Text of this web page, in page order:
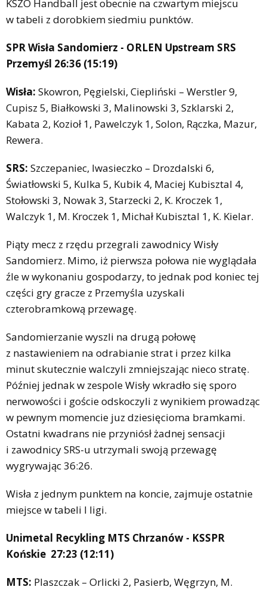
KSZO Handball jest obecnie na czwartym miejscu
w tabeli z dorobkiem siedmiu punktów.
SPR Wisła Sandomierz - ORLEN Upstream SRS
Przemyśl 26:36 (15:19)
Wisła: Skowron, Pęgielski, Ciepliński – Werstler 9,
Cupisz 5, Białkowski 3, Malinowski 3, Szklarski 2,
Kabata 2, Kozioł 1, Pawelczyk 1, Solon, Rączka, Mazur,
Rewera.
SRS: Szczepaniec, Iwasieczko – Drozdalski 6,
Światłowski 5, Kulka 5, Kubik 4, Maciej Kubisztal 4,
Stołowski 3, Nowak 3, Starzecki 2, K. Kroczek 1,
Walczyk 1, M. Kroczek 1, Michał Kubisztal 1, K. Kielar.
Piąty mecz z rzędu przegrali zawodnicy Wisły
Sandomierz. Mimo, iż pierwsza połowa nie wyglądała
źle w wykonaniu gospodarzy, to jednak pod koniec tej
części gry gracze z Przemyśla uzyskali
czterobramkową przewagę.
Sandomierzanie wyszli na drugą połowę
z nastawieniem na odrabianie strat i przez kilka
minut skutecznie walczyli zmniejszając nieco stratę.
Później jednak w zespole Wisły wkradło się sporo
nerwowości i goście odskoczyli z wynikiem prowadząc
w pewnym momencie juz dziesięcioma bramkami.
Ostatni kwadrans nie przyniósł żadnej sensacji
i zawodnicy SRS-u utrzymali swoją przewagę
wygrywając 36:26.
Wisła z jednym punktem na koncie, zajmuje ostatnie
miejsce w tabeli I ligi.
Unimetal Recykling MTS Chrzanów - KSSPR
Końskie 27:23 (12:11)
MTS: Plaszczak – Orlicki 2, Pasierb, Węgrzyn, M.